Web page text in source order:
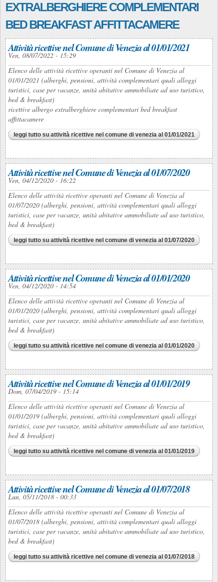
EXTRALBERGHIERE COMPLEMENTARI
BED BREAKFAST AFFITTACAMERE
Attività ricettive nel Comune di Venezia al 01/01/2021
Ven, 08/07/2022 - 15:29
Elenco delle attività ricettive operanti nel Comune di Venezia al
01/01/2021 (alberghi, pensioni, attività complementari quali alloggi
turistici, case per vacanze, unità abitative ammobiliate ad uso turistico,
bed & breakfast)
ricettive albergo extralberghiere complementari bed breakfast
affittacamere
leggi tutto su attività ricettive nel comune di venezia al 01/01/2021
Attività ricettive nel Comune di Venezia al 01/07/2020
Ven, 04/12/2020 - 16:22
Elenco delle attività ricettive operanti nel Comune di Venezia al
01/07/2020 (alberghi, pensioni, attività complementari quali alloggi
turistici, case per vacanze, unità abitative ammobiliate ad uso turistico,
bed & breakfast)
leggi tutto su attività ricettive nel comune di venezia al 01/07/2020
Attività ricettive nel Comune di Venezia al 01/01/2020
Ven, 04/12/2020 - 14:54
Elenco delle attività ricettive operanti nel Comune di Venezia al
01/01/2020 (alberghi, pensioni, attività complementari quali alloggi
turistici, case per vacanze, unità abitative ammobiliate ad uso turistico,
bed & breakfast)
leggi tutto su attività ricettive nel comune di venezia al 01/01/2020
Attività ricettive nel Comune di Venezia al 01/01/2019
Dom, 07/04/2019 - 15:14
Elenco delle attività ricettive operanti nel Comune di Venezia al
01/01/2019 (alberghi, pensioni, attività complementari quali alloggi
turistici, case per vacanze, unità abitative ammobiliate ad uso turistico,
bed & breakfast)
leggi tutto su attività ricettive nel comune di venezia al 01/01/2019
Attività ricettive nel Comune di Venezia al 01/07/2018
Lun, 05/11/2018 - 00:33
Elenco delle attività ricettive operanti nel Comune di Venezia al
01/07/2018 (alberghi, pensioni, attività complementari quali alloggi
turistici, case per vacanze, unità abitative ammobiliate ad uso turistico,
bed & breakfast)
leggi tutto su attività ricettive nel comune di venezia al 01/07/2018